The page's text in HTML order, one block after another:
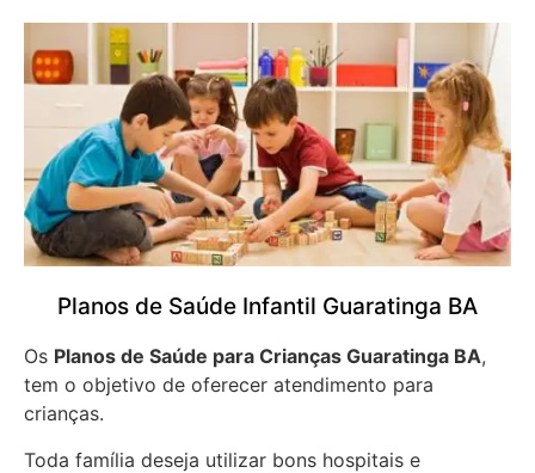
Planos de Saúde Infantil Guaratinga BA
Os Planos de Saúde para Crianças Guaratinga BA,
tem o objetivo de oferecer atendimento para
crianças.
Toda família deseja utilizar bons hospitais e